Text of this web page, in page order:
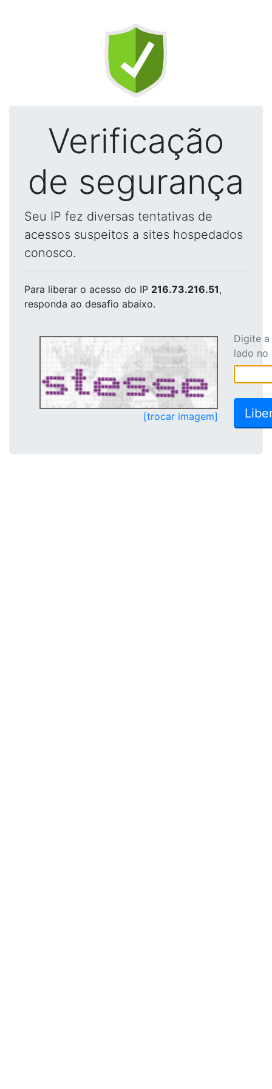
Verificação
de segurança
Seu IP fez diversas tentativas de
acessos suspeitos a sites hospedados
conosco.
Para liberar o acesso do IP 216.73.216.51,
responda ao desafio abaixo.
[trocar imagem]
Digite
lado no